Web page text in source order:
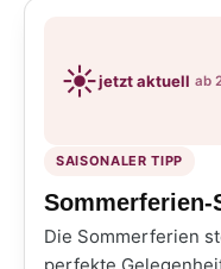
☀️jetzt aktuell ab
SAISONALER TIPP
Sommerferien-
Die Sommerferien